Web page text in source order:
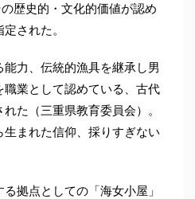
歴史的・文化的価値が認め
された。
力、伝統的漁具を継承し男
業として認めている、古代
た（三重県教育委員会）。
まれた信仰、採りすぎない
拠点としての「海女小屋」